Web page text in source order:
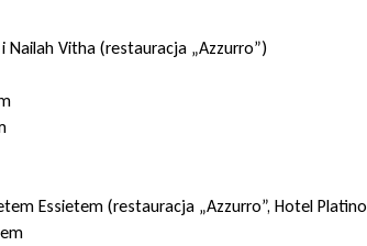
Nailah Vitha (restauracja „Azzurro”)
Essietem (restauracja „Azzurro”, Hotel